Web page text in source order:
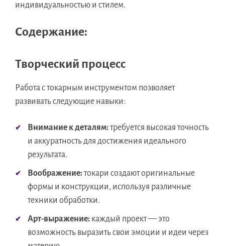
индивидуальностью и стилем.
Содержание:
Творческий процесс
Работа с токарным инструментом позволяет
развивать следующие навыки:
Внимание к деталям:требуется высокая точность
и аккуратность для достижения идеального
результата.
Воображение:токари создают оригинальные
формы и конструкции, используя различные
техники обработки.
Арт-выражение: каждый проект — это
возможность выразить свои эмоции и идеи через